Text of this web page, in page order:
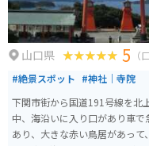
山口県 5 （
#絶景スポット #神社｜寺院
下関市街から国道191号線を北
中、海沿いに入り口があり車
あり、大きな赤い鳥居があって